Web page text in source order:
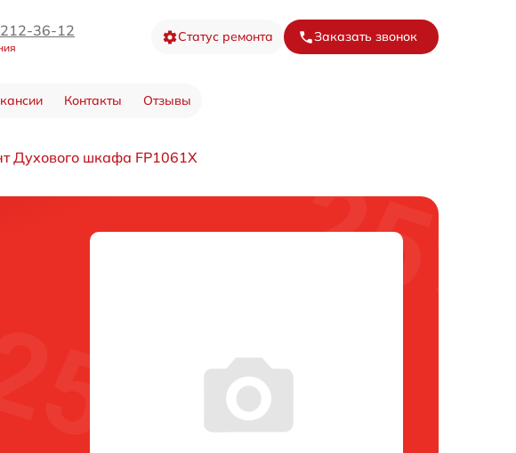
36-12 Статус ремонта Заказать звонок
Контакты Отзывы
Духового шкафа FP1061X